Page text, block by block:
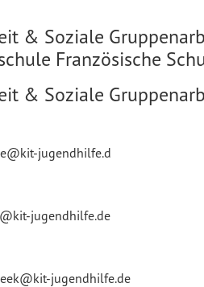
& Soziale
Französische
& Soziale
jugendhilfe.d
jugendhilfe.de
jugendhilfe.de